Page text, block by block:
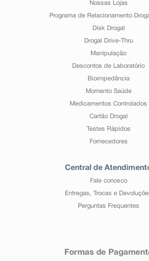
Nossas Lojas
Programa de Relacionamento
Disk Drogal
Drogal Drive-Thru
Manipulação
Descontos de Laboratório
Bioimpedância
Momento Saúde
Medicamentos Controlados
Cartão Drogal
Testes Rápidos
Fornecedores
Central de
Fale conosco
Entregas, Trocas e
Perguntas Frequentes
Formas de